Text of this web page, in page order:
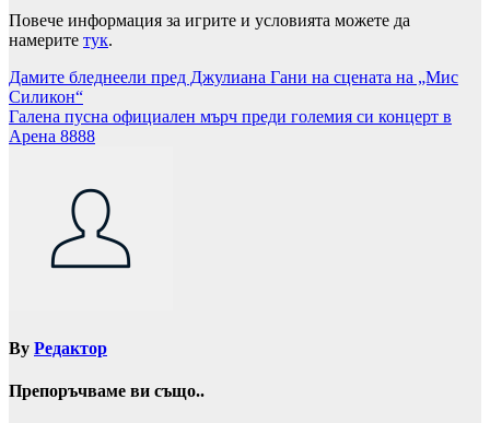
Повече информация за игрите и условията можете да
намерите тук.
Навигация
Дамите бледнеели пред Джулиана Гани на сцената на „Мис
Силикон“
Галена пусна официален мърч преди големия си концерт в
Арена 8888
By Редактор
Препоръчваме ви също..